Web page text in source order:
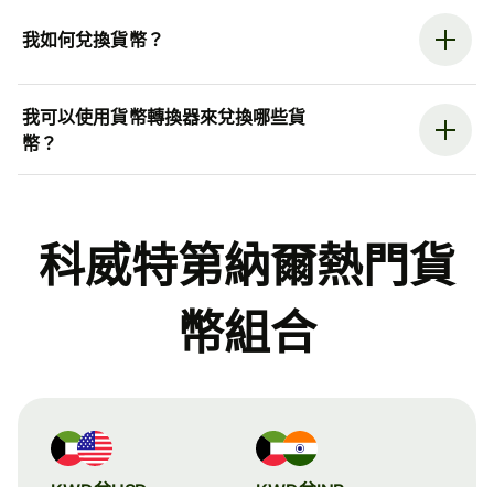
我如何兌換貨幣？
我可以使用貨幣轉換器來兌換哪些貨
幣？
科威特第納爾熱門貨
幣組合